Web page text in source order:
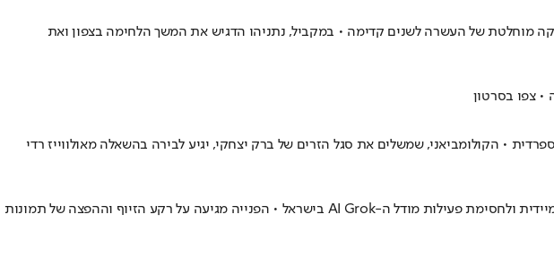
מוחלטת של העשרה לשנים קדימה • במקביל, נתניהו הדגיש את המשך הלחימה בצפון ואת
צפו בסרטון
אפמאמחאסונד • מדובר למעשה בראשי התיבות של 12 חודשי השנה בשפה הספרדית • הקולומביאני, שמשלים את סגל הזרים של ברק יצחקי, יגיע לבירה בהשאלה מאולווייז רדי
תנועת בונות אלטרנטיבה פנתה במכתב רשמי אל אלמוג כהן, הממונה על תחום הבינה המלאכותית, בדרישה להתערבות מיידית ולחסימת פעילות מודל ה-AI Grok בישראל • הפנייה מגיעה על רקע הזיוף וההפצה של תמונות